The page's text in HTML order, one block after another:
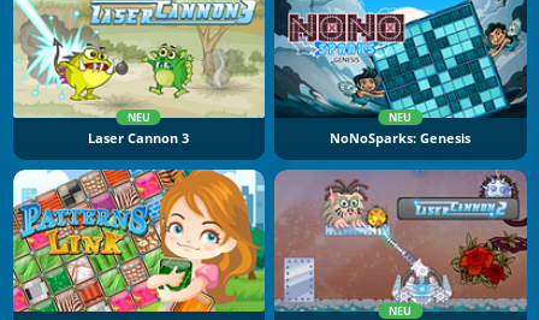
NEU
Laser Cannon 3
NEU
NoNoSparks: Genesis
NEU